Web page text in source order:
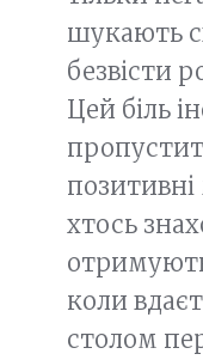
шукають
безвісти
Цей біль
хтось
коли
столом